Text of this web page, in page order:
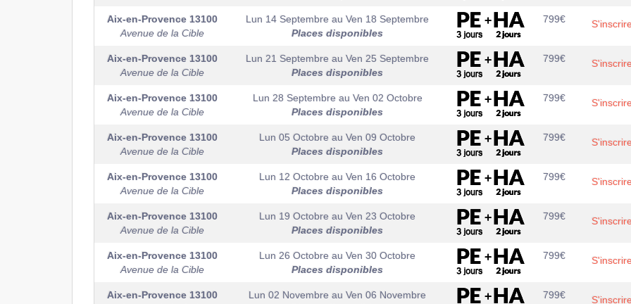
Aix-en-Provence 13100
Avenue de la Cible
Lun 14 Septembre au Ven 18 Septembre
Places disponibles
799€ S'inscrire
Aix-en-Provence 13100
Avenue de la Cible
Lun 21 Septembre au Ven 25 Septembre
Places disponibles
799€ S'inscrire
Aix-en-Provence 13100
Avenue de la Cible
Lun 28 Septembre au Ven 02 Octobre
Places disponibles
799€ S'inscrire
Aix-en-Provence 13100
Avenue de la Cible
Lun 05 Octobre au Ven 09 Octobre
Places disponibles
799€ S'inscrire
Aix-en-Provence 13100
Avenue de la Cible
Lun 12 Octobre au Ven 16 Octobre
Places disponibles
799€ S'inscrire
Aix-en-Provence 13100
Avenue de la Cible
Lun 19 Octobre au Ven 23 Octobre
Places disponibles
799€ S'inscrire
Aix-en-Provence 13100
Avenue de la Cible
Lun 26 Octobre au Ven 30 Octobre
Places disponibles
799€ S'inscrire
Aix-en-Provence 13100
Lun 02 Novembre au Ven 06 Novembre
799€ S'inscrire